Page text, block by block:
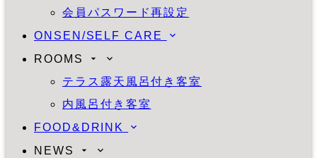
会員パスワード再設定
ONSEN/SELF CARE
ROOMS
テラス露天風呂付き客室
内風呂付き客室
FOOD&DRINK
NEWS